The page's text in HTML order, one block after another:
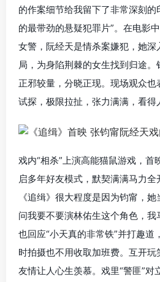
的作案细节给我留下了非常深刻
的最带劲的悬疑犯罪片”。在电影
女警，阮经天是情杀案嫌犯，她
局，为身陷荆棘的女生找到归途。
正邪较量，分晓正现。现场观众也
试探，极限拉扯，张力满满，看得
戏内“相杀”上演高能猫鼠游戏，
启多年好友模式，默契满满马力
《追缉》很大程度是因为钧甯，
问我要不要演林佑生这个角色，我
也回应“小天真的非常铁”并打趣道
时拍摄也不用收取加班费。互开
友情让人心生羡慕。戏里“警匪”对